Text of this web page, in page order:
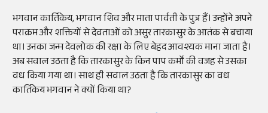
भगवान कार्तिकेय, भगवान शिव और माता पार्वती के पुत्र हैं। उन्होंने अपने
पराक्रम और शक्तियों से देवताओं को असुर तारकासुर के आतंक से बचाया
था। उनका जन्म देवलोक की रक्षा के लिए बेहद आवश्यक माना जाता है।
अब सवाल उठता है कि तारकासुर के किन पाप कर्मों की वजह से उसका
वध किया गया था। साथ ही सवाल उठता है कि तारकासुर का वध
कार्तिकेय भगवान ने क्यों किया था?